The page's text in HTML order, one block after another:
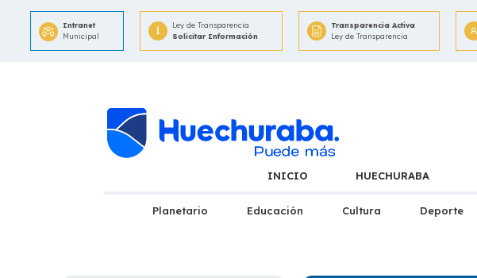
Intranet
Municipal
Ley de Transparencia
Solicitar Información
Transparencia Activa
Ley de Transparencia
INICIO HUECHURABA
Planetario Educación Cultura Deporte